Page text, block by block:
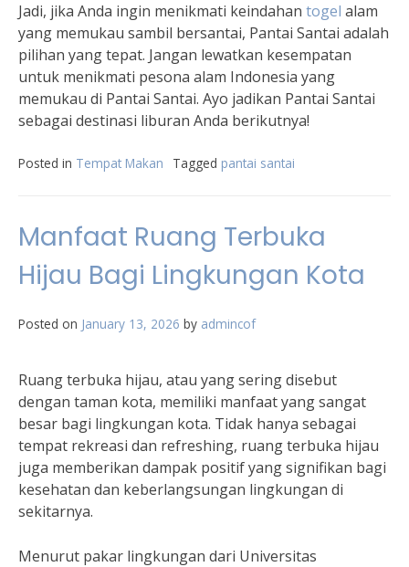
Jadi, jika Anda ingin menikmati keindahan togel alam
yang memukau sambil bersantai, Pantai Santai adalah
pilihan yang tepat. Jangan lewatkan kesempatan
untuk menikmati pesona alam Indonesia yang
memukau di Pantai Santai. Ayo jadikan Pantai Santai
sebagai destinasi liburan Anda berikutnya!
Posted in Tempat Makan Tagged pantai santai
Manfaat Ruang Terbuka
Hijau Bagi Lingkungan Kota
Posted on January 13, 2026 by admincof
Ruang terbuka hijau, atau yang sering disebut
dengan taman kota, memiliki manfaat yang sangat
besar bagi lingkungan kota. Tidak hanya sebagai
tempat rekreasi dan refreshing, ruang terbuka hijau
juga memberikan dampak positif yang signifikan bagi
kesehatan dan keberlangsungan lingkungan di
sekitarnya.
Menurut pakar lingkungan dari Universitas